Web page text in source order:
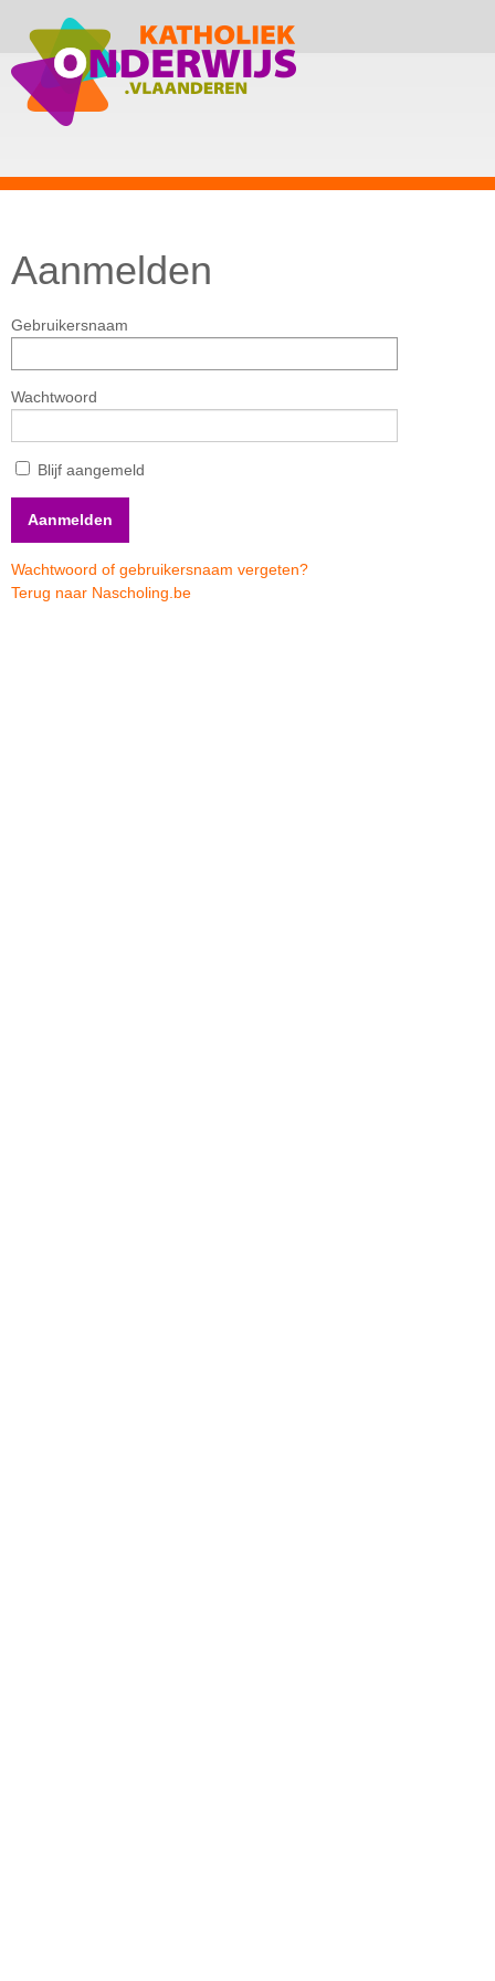
Aanmelden
Gebruikersnaam
Wachtwoord
Blijf aangemeld
Wachtwoord of gebruikersnaam vergeten?
Terug naar Nascholing.be